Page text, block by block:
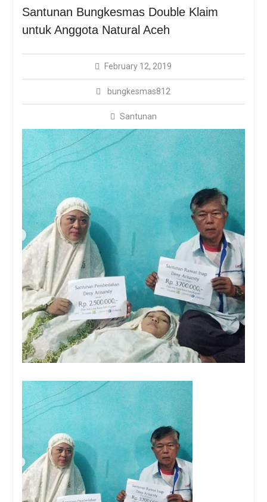
Sosialisasi Bungkemas
Dengan Protokol
Kesehatan Covid-19
Santunan Bungkesmas Double Klaim
untuk Anggota Natural Aceh
February 12, 2019
bungkesmas812
Santunan